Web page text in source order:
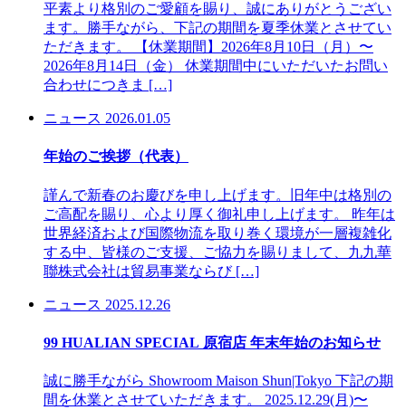
平素より格別のご愛顧を賜り、誠にありがとうござい
ます。勝手ながら、下記の期間を夏季休業とさせてい
ただきます。 【休業期間】2026年8月10日（月）〜
2026年8月14日（金） 休業期間中にいただいたお問い
合わせにつきま […]
ニュース 2026.01.05
年始のご挨拶（代表）
謹んで新春のお慶びを申し上げます。旧年中は格別の
ご高配を賜り、心より厚く御礼申し上げます。 昨年は
世界経済および国際物流を取り巻く環境が一層複雑化
する中、皆様のご支援、ご協力を賜りまして、九九華
聯株式会社は貿易事業ならび […]
ニュース 2025.12.26
99 HUALIAN SPECIAL 原宿店 年末年始のお知らせ
誠に勝手ながら Showroom Maison Shun|Tokyo 下記の期
間を休業とさせていただきます。 2025.12.29(月)〜